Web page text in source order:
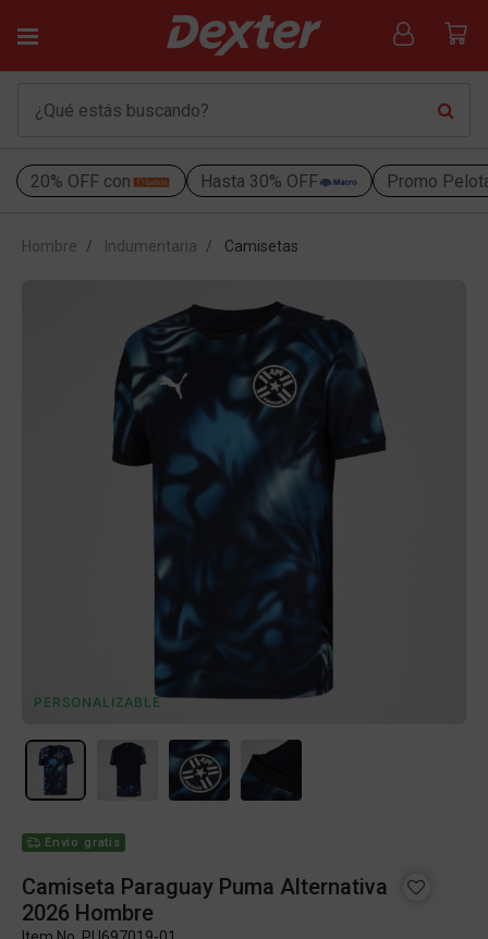
20% OFF con Hasta 30% OFF Promo
Hombre Indumentaria Camisetas
PERSONALIZABLE
Envío gratis
Camiseta Paraguay Puma Alternativa
2026 Hombre